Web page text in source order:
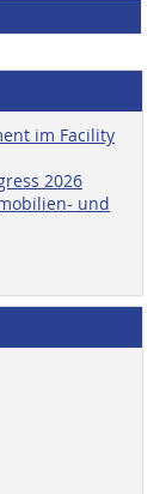
im Facility
2026
und